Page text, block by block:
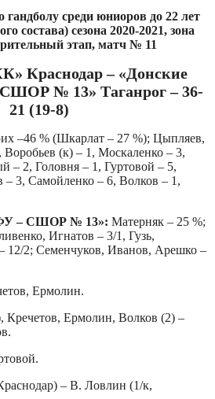
гандболу среди юниоров до 22 лет
состава) сезона 2020-2021, зона
этап, матч № 11
Краснодар – «Донские
№ 13» Таганрог – 36-
21 (19-8)
–46 % (Шкарлат – 27 %); Цыпляев,
(к) – 1, Москаленко – 3,
– 2, Головня – 1, Гуртовой – 5,
3, Самойленко – 6, Волков – 1,
– СШОР № 13»: Матерняк – 25 %;
Игнатов – 3/1, Гузь,
12/2; Семенчуков, Иванов, Арешко –
Ермолин.
Кречетов, Ермолин, Волков (2) –
– В. Ловлин (1/к,